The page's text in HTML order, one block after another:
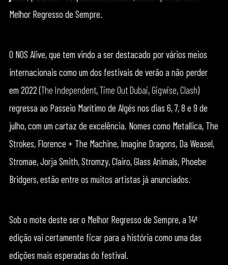
Melhor Regresso de Sempre.
O NOS Alive, que tem vindo a ser destacado por vários meios
internacionais como um dos festivais de verão a não perder
em 2022 (The Independent,Time Out Dubai, Gigwise, Clash)
regressa ao Passeio Marítimo de Algés nos dias 6, 7, 8 e 9 de
julho, com um cartaz de excelência. Nomes como Metallica, The
Strokes, Florence + The Machine, Imagine Dragons, Da Weasel,
Stromae, Jorja Smith, Stromzy, Clairo, Glass Animals, Phoebe
Bridgers, estão entre os muitos artistas já anunciados.
Sob o mote deste ser o Melhor Regresso de Sempre, a 14ª
edição vai certamente ficar para a história como uma das
edições mais esperadas do festival.